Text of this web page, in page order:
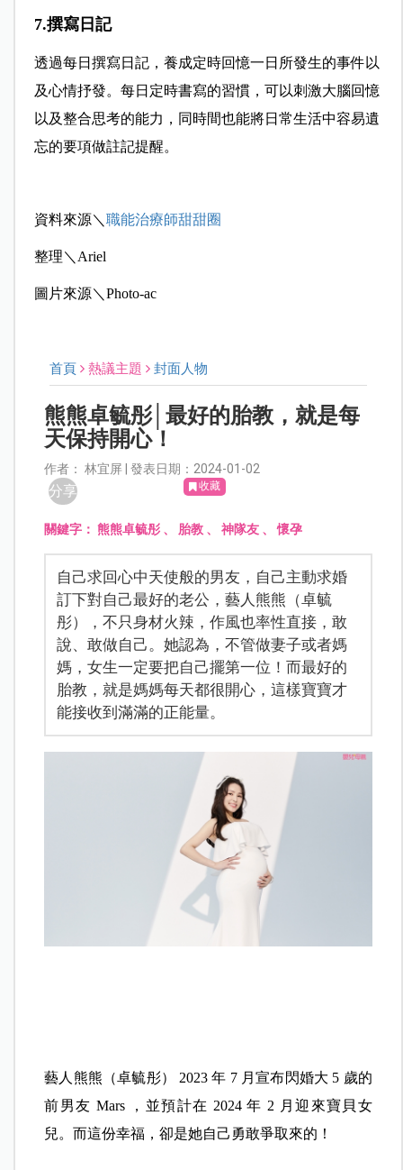
7.撰寫日記
透過每日撰寫日記，養成定時回憶一日所發生的事件以
及心情抒發。 每日定時書寫的習慣，可以刺激大腦回憶
以及整合思考的能力，同時間也能將日常生活中容易遺
忘的要項做註記提醒。
資料來源＼ 職能治療師甜甜圈
整理＼Ariel
圖片來源＼Photo-ac
首頁 熱議主題 封面人物
熊熊卓毓彤│最好的胎教，就是每
天保持開心！
作者： 林宜屏 | 發表日期：2024-01-02
分享 收藏
關鍵字：熊熊卓毓彤 、 胎教 、神隊友 、懷孕
自己求回心中天使般的男友，自己主動求婚
訂下對自己最好的老公，藝人熊熊（卓毓
彤），不只身材火辣，作風也率性直接，敢
說、敢做自己。她認為，不管做妻子或者媽
媽，女生一定要把自己擺第一位！而最好的
胎教，就是媽媽每天都很開心，這樣寶寶才
能接收到滿滿的正能量。
藝人熊熊（卓毓彤） 2023 年 7 月宣布閃婚大 5 歲的
前男友 Mars ，並預計在 2024 年 2 月迎來寶貝女
兒。而這份幸福，卻是她自己勇敢爭取來的！